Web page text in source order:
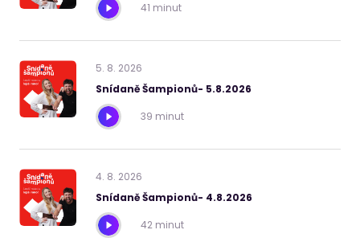
41 minut
5. 8. 2026
Snídaně Šampionů- 5.8.2026
39 minut
4. 8. 2026
Snídaně Šampionů- 4.8.2026
42 minut